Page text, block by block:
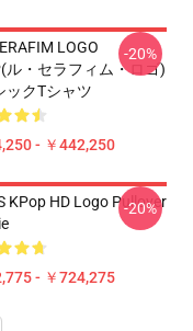
LOGO
ル・セラフィム・ロゴ)
ックTシャツ
- ￥442,250
-20%
KPop HD Logo Pullover
- ￥724,275
-20%